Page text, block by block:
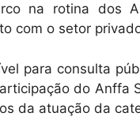
na rotina dos
com o setor
para consulta
do Anffa
da atuação da